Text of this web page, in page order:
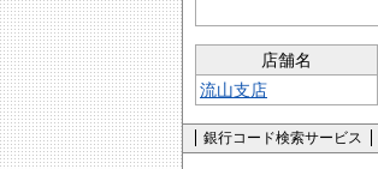
店舗名
流山支店
銀行コード検索サービス